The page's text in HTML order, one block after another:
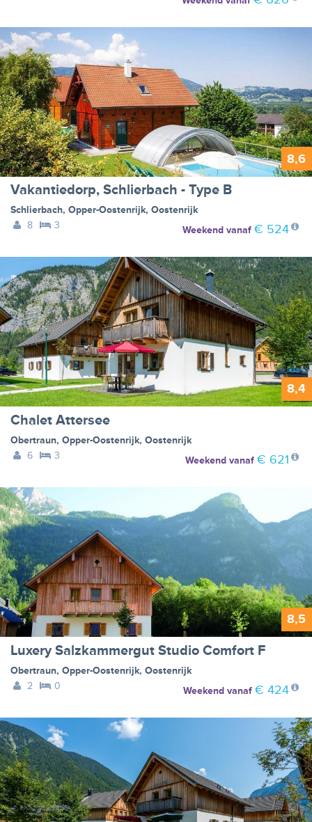
8,6
Vakantiedorp, Schlierbach - Type B
Schlierbach, Opper-Oostenrijk, Oostenrijk
8
3 Weekendvanaf € 524
8,4
Chalet Attersee
Obertraun, Opper-Oostenrijk, Oostenrijk
6
3 Weekendvanaf € 621
8,5
Luxery Salzkammergut Studio Comfort F
Obertraun, Opper-Oostenrijk, Oostenrijk
2
0 Weekendvanaf € 424